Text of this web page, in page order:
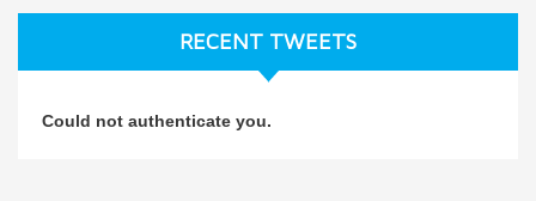
NO COMMENTS
Koe ในแบบอาจารย์บอม
RECENT TWEETS
Could not authenticate you.